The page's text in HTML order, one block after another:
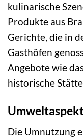
kulinarische
Produkte aus
Gerichte, die in
Gasthöfen
Angebote wie
historische
Die Umnutzung